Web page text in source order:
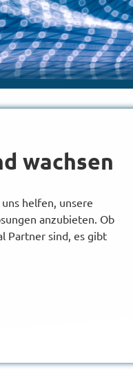
wachsen
helfen, unsere
anzubieten. Ob
Partner sind, es gibt